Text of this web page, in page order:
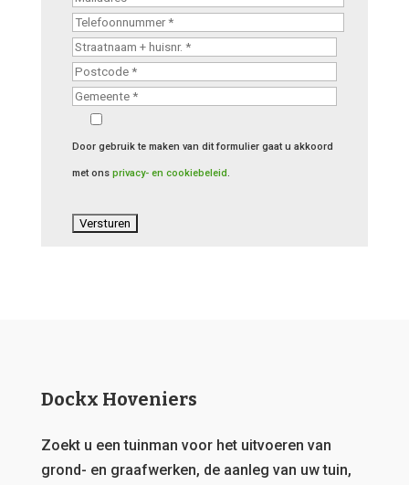
Door gebruik te maken van dit formulier gaat u akkoord
met ons privacy- en cookiebeleid.
Dockx Hoveniers
Zoekt u een tuinman voor het uitvoeren van
grond- en graafwerken, de aanleg van uw tuin,